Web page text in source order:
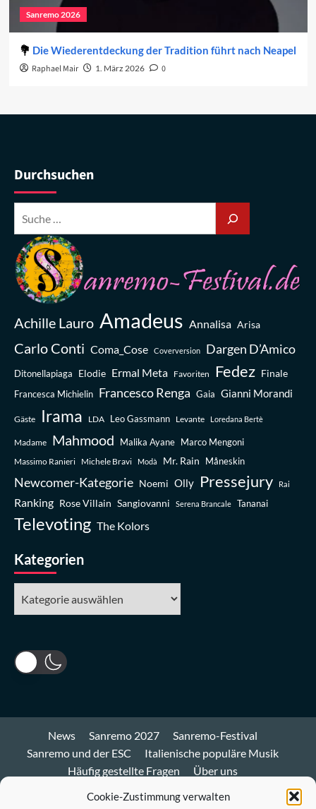
Cookie-Zustimmung verwalten
Sanremo 2026
Die Wiederentdeckung der Tradition führt nach Neapel
Raphael Mair 1. März 2026 0
Durchsuchen
Achille Lauro Amadeus Annalisa Arisa
Carlo Conti Coma_Cose Coverversion Dargen D’Amico
Ditonellapiaga Elodie Ermal Meta Favoriten Fedez Finale
Francesca Michielin Francesco Renga Gaia Gianni Morandi
Gäste Irama LDA Leo Gassmann Levante Loredana Bertè
Madame Mahmood Malika Ayane Marco Mengoni
Massimo Ranieri Michele Bravi Modà Mr. Rain Måneskin
Newcomer-Kategorie Noemi Olly Pressejury Rai
Ranking Rose Villain Sangiovanni Serena Brancale Tananai
Televoting The Kolors
Kategorien
News Sanremo 2027
Sanremo-Festival
Sanremo und der ESC
Italienische populäre Musik
Häufig gestellte Fragen
Über uns